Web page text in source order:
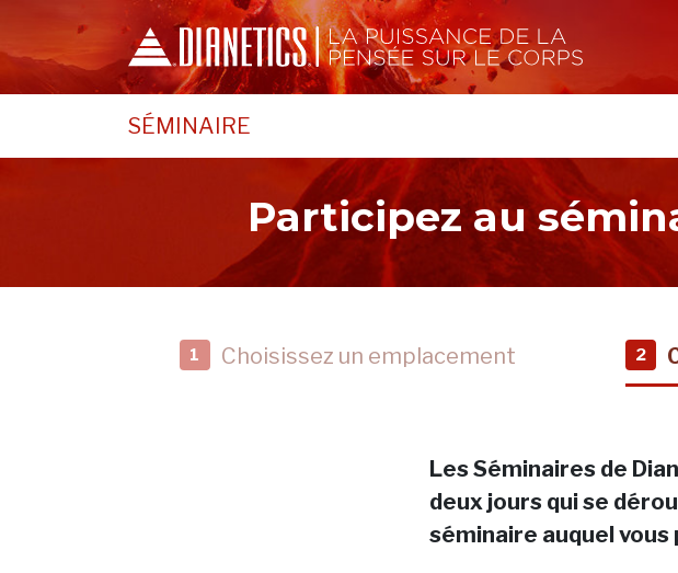
SÉMINAIRE
Participez au
1 Choisissez un emplacement 2
Les Séminaires de
deux jours qui se
séminaire auquel